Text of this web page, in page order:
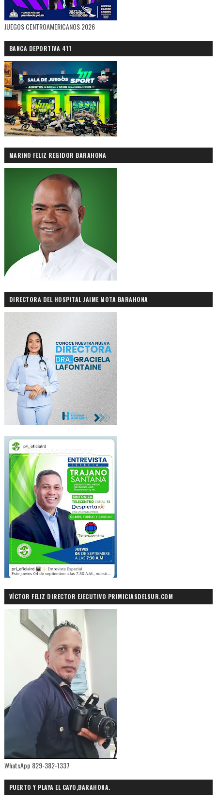
JUEGOS CENTROAMERICANOS 2026
BANCA DEPORTIVA 411
MARINO FELIZ REGIDOR BARAHONA
DIRECTORA DEL HOSPITAL JAIME MOTA BARAHONA
VÍCTOR FELIZ DIRECTOR EJECUTIVO PRIMICIASDELSUR.COM
WhatsApp 829-382-1337
PUERTO Y PLAYA EL CAYO,BARAHONA.